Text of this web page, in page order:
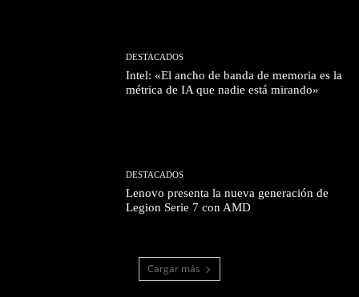
DESTACADOS
Intel: «El ancho de banda de memoria es la
métrica de IA que nadie está mirando»
DESTACADOS
Lenovo presenta la nueva generación de
Legion Serie 7 con AMD
Cargar más